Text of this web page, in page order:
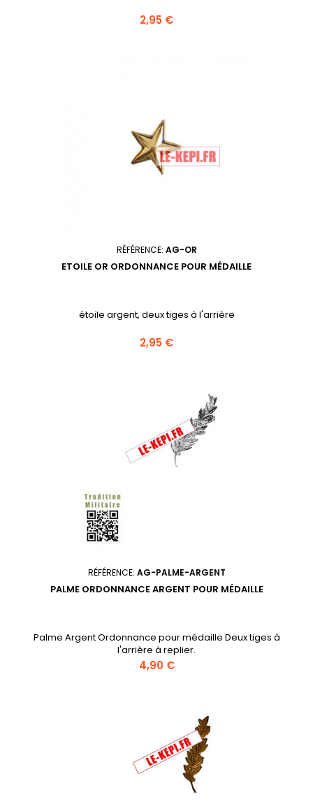
Prix
2,95 €
RÉFÉRENCE: AG-OR
ETOILE OR ORDONNANCE POUR MÉDAILLE
étoile argent, deux tiges à l'arrière
Prix
2,95 €
RÉFÉRENCE: AG-PALME-ARGENT
PALME ORDONNANCE ARGENT POUR MÉDAILLE
Palme Argent Ordonnance pour médaille Deux tiges à
l'arrière à replier.
Prix
4,90 €